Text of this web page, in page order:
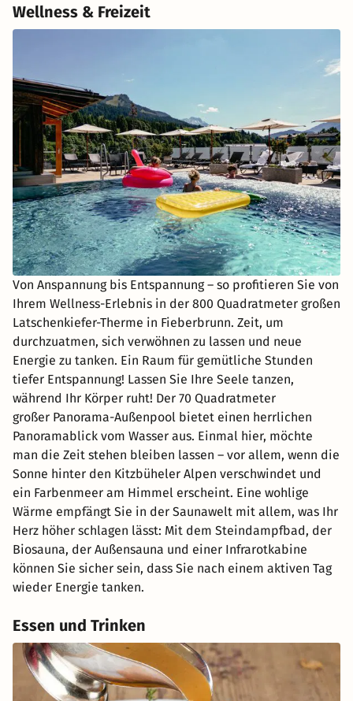
Wellness & Freizeit
Von Anspannung bis Entspannung – so profitieren Sie von
Ihrem Wellness-Erlebnis in der 800 Quadratmeter großen
Latschenkiefer-Therme in Fieberbrunn. Zeit, um
durchzuatmen, sich verwöhnen zu lassen und neue
Energie zu tanken. Ein Raum für gemütliche Stunden
tiefer Entspannung! Lassen Sie Ihre Seele tanzen,
während Ihr Körper ruht! Der 70 Quadratmeter
großer Panorama-Außenpool bietet einen herrlichen
Panoramablick vom Wasser aus. Einmal hier, möchte
man die Zeit stehen bleiben lassen – vor allem, wenn die
Sonne hinter den Kitzbüheler Alpen verschwindet und
ein Farbenmeer am Himmel erscheint. Eine wohlige
Wärme empfängt Sie in der Saunawelt mit allem, was Ihr
Herz höher schlagen lässt: Mit dem Steindampfbad, der
Biosauna, der Außensauna und einer Infrarotkabine
können Sie sicher sein, dass Sie nach einem aktiven Tag
wieder Energie tanken.
Essen und Trinken